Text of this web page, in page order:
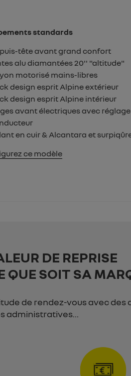
standards
tête avant grand confort
alu diamantées 20'' "altitude"
motorisé mains-libres
design esprit Alpine extérieur
design esprit Alpine intérieur
avant électriques avec
en cuir & Alcantara et
ce modèle
DE REPRISE
QUE SOIT SA
de rendez-vous avec des
administratives…